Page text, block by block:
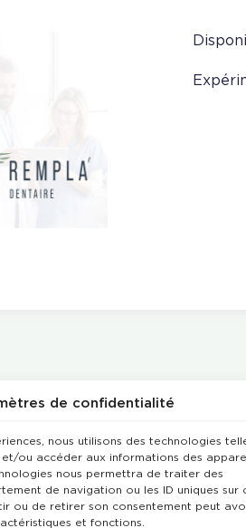
de confidentialité
nous utilisons des technologies
ou accéder aux informations des
nous permettra de traiter des
de navigation ou les ID uniques sur
ou de retirer son consentement peut
et fonctions.